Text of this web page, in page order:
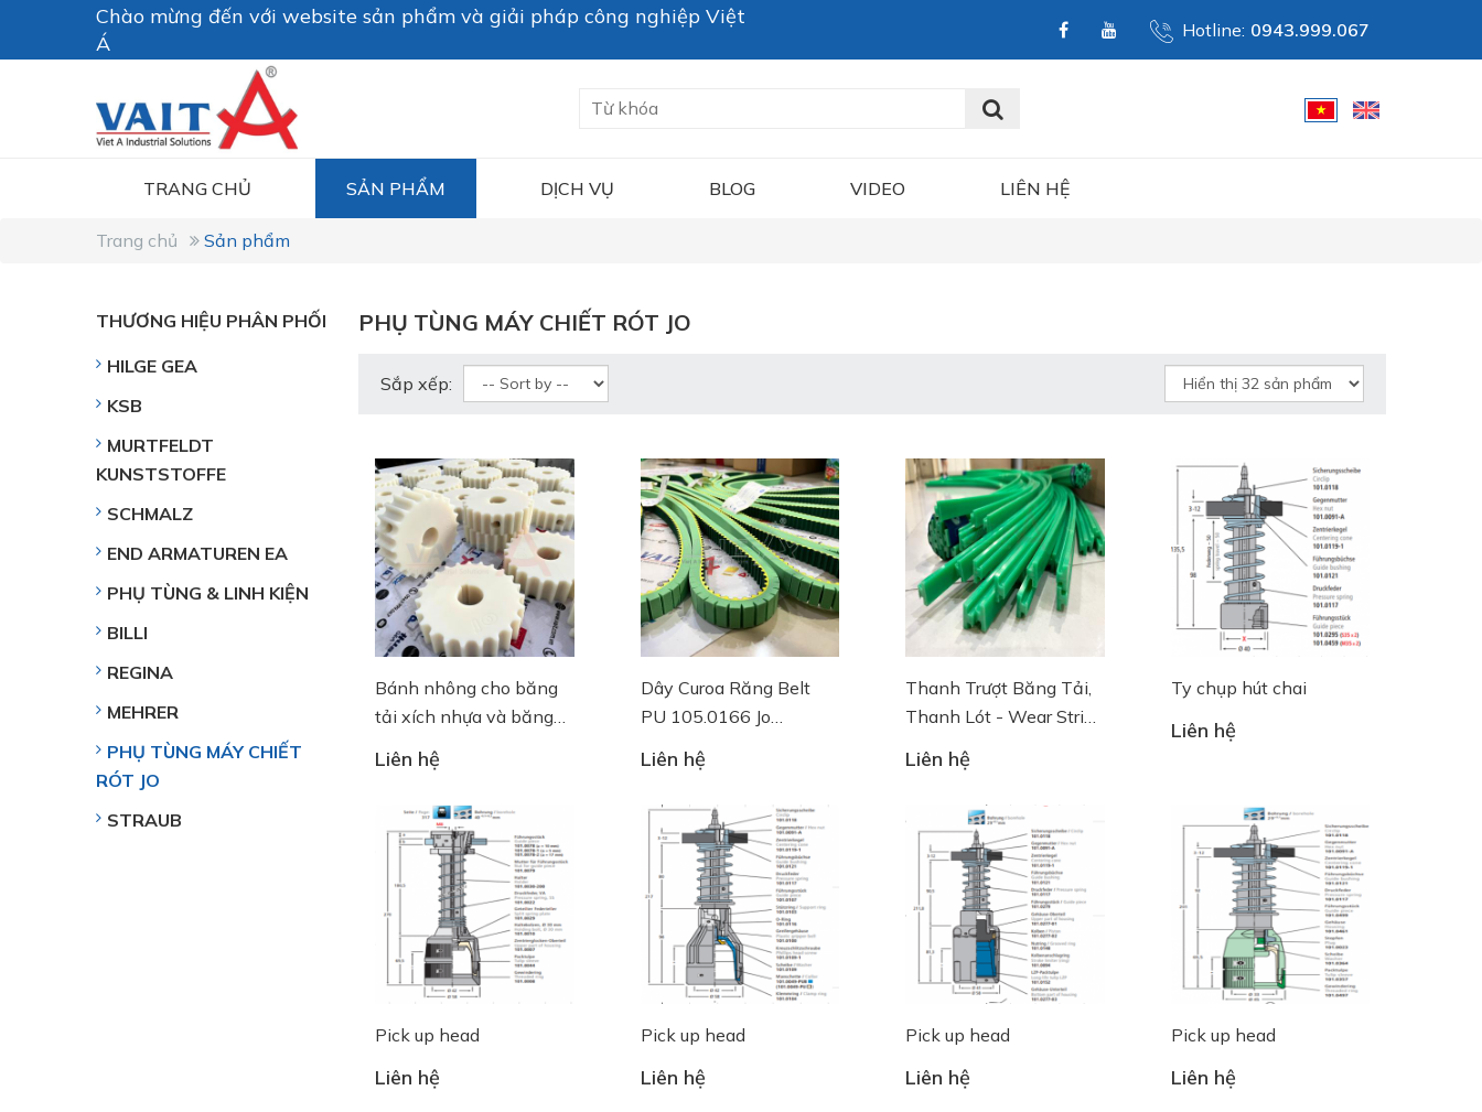
Chào mừng đến với website sản phẩm và giải pháp công nghiệp Việt
Á
Hotline: 0943.999.067
TRANG CHỦ SẢN PHẨM DỊCH VỤ BLOG VIDEO LIÊN HỆ
Trang chủ Sản phẩm
THƯƠNG HIỆU PHÂN PHỐI
HILGE GEA
KSB
MURTFELDT
KUNSTSTOFFE
SCHMALZ
END ARMATUREN EA
PHỤ TÙNG & LINH KIỆN
BILLI
REGINA
MEHRER
PHỤ TÙNG MÁY CHIẾT
RÓT JO
STRAUB
PHỤ TÙNG MÁY CHIẾT RÓT JO
Sắp xếp:
Bánh nhông cho băng
tải xích nhựa và băng
tải Inox
Liên hệ
Dây Curoa Răng Belt
PU 105.0166 Jo
oberrecht
Liên hệ
Thanh Trượt Băng Tải,
Thanh Lót - Wear Strips
JO oberrecht
Liên hệ
Ty chụp hút chai
Liên hệ
Pick up head
Liên hệ
Pick up head
Liên hệ
Pick up head
Liên hệ
Pick up head
Liên hệ